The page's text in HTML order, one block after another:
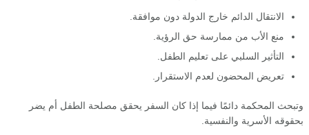
الانتقال الدائم خارج الدولة دون موافقة.
منع الأب من ممارسة حق الرؤية.
التأثير السلبي على تعليم الطفل.
تعريض المحضون لعدم الاستقرار.
وتبحث المحكمة دائمًا فيما إذا كان السفر يحقق مصلحة الطفل أم يضر
بحقوقه الأسرية والنفسية.